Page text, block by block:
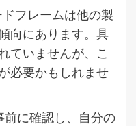
フレームは他の製
向にあります。具
ていませんが、こ
必要かもしれませ
に確認し、自分の